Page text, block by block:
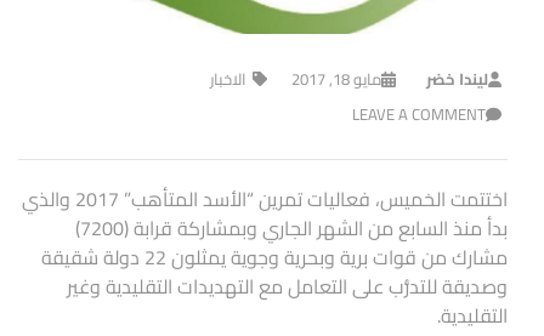
ليندا خضر مايو 18, 2017
الاخبار
LEAVE A COMMENT
اختتمت الخميس، فعاليات تمرين “الأسد المتأهب” 2017 والذي
بدأ منذ السابع من الشهر الجاري وبمشاركة قرابة (7200)
مشارك من قوات برية وبحرية وجوية يمثلون 22 دولة شقيقة
وصديقة للتدرُّب على التعامل مع التهديدات التقليدية وغير
التقليدية.